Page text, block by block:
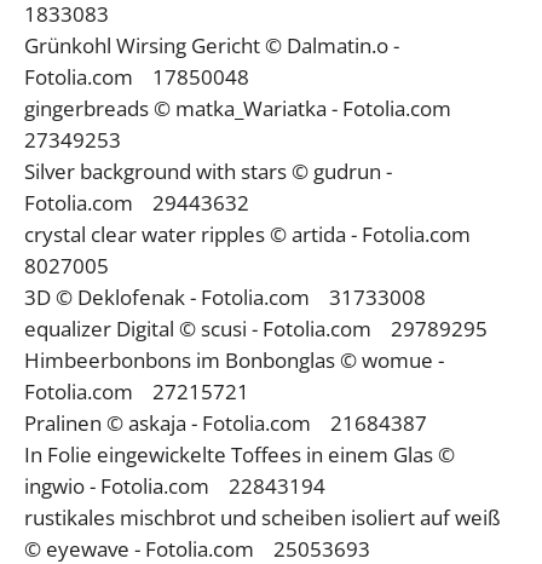
1833083
Grünkohl Wirsing Gericht © Dalmatin.o -
Fotolia.com 17850048
gingerbreads © matka_Wariatka - Fotolia.com
27349253
Silver background with stars © gudrun -
Fotolia.com 29443632
crystal clear water ripples © artida - Fotolia.com
8027005
3D © Deklofenak - Fotolia.com 31733008
equalizer Digital © scusi - Fotolia.com 29789295
Himbeerbonbons im Bonbonglas © womue -
Fotolia.com 27215721
Pralinen © askaja - Fotolia.com 21684387
In Folie eingewickelte Toffees in einem Glas ©
ingwio - Fotolia.com 22843194
rustikales mischbrot und scheiben isoliert auf weiß
© eyewave - Fotolia.com 25053693